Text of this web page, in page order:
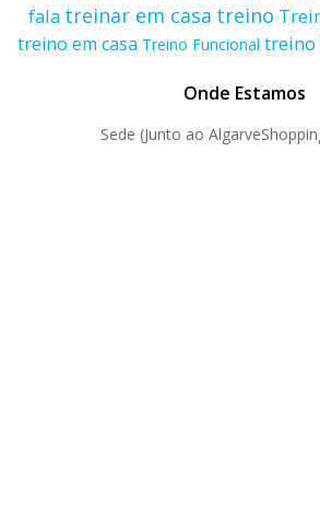
fala treinar em casa treino
treino em casa Treino Funcional treino
Onde Estamos
Sede (Junto ao